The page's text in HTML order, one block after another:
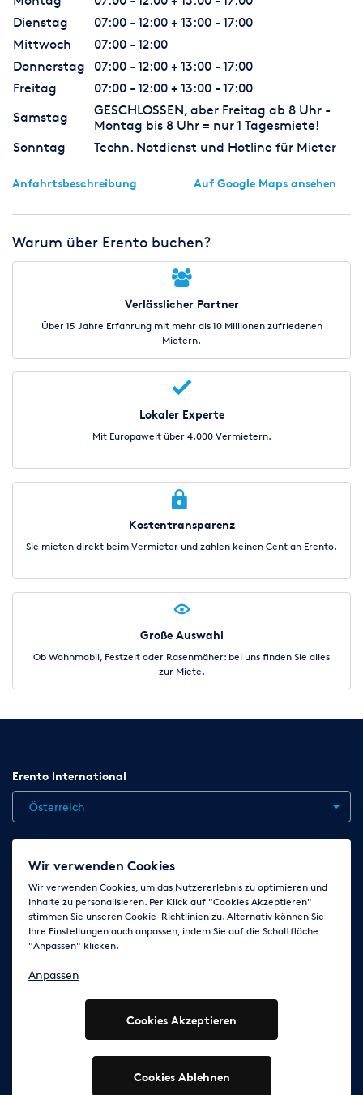
Dienstag
07:00 - 12:00 + 13:00 - 17:00
Mittwoch
07:00 - 12:00
Donnerstag
07:00 - 12:00 + 13:00 - 17:00
Freitag
07:00 - 12:00 + 13:00 - 17:00
Samstag
GESCHLOSSEN, aber Freitag ab 8 Uhr -
Montag bis 8 Uhr = nur 1 Tagesmiete!
Sonntag
Techn. Notdienst und Hotline für Mieter
Anfahrtsbeschreibung Auf Google Maps ansehen
Warum über Erento buchen?
Verlässlicher Partner
Über 15 Jahre Erfahrung mit mehr als 10 Millionen zufriedenen
Mietern.
Lokaler Experte
Mit Europaweit über 4.000 Vermietern.
Kostentransparenz
Sie mieten direkt beim Vermieter und zahlen keinen Cent an Erento.
Große Auswahl
Ob Wohnmobil, Festzelt oder Rasenmäher: bei uns finden Sie alles
zur Miete.
Erento International
Österreich
Jobs Kontakt News
AGB
Impressum Cookie-Einstellungen ändern
Folge uns auf
© 2003 - 2026 Erento Campanda GmbH - Alle Rechte
vorbehalten
Ausgewiesene Marken gehören den jeweiligen Eigentümern.
Wir verwenden Cookies
Wir verwenden Cookies, um das Nutzererlebnis zu optimieren und
Inhalte zu personalisieren. Per Klick auf "Cookies Akzeptieren"
stimmen Sie unseren Cookie-Richtlinien zu. Alternativ können Sie
Ihre Einstellungen auch anpassen, indem Sie auf die Schaltfläche
"Anpassen" klicken.
Anpassen
Cookies Akzeptieren
Cookies Ablehnen